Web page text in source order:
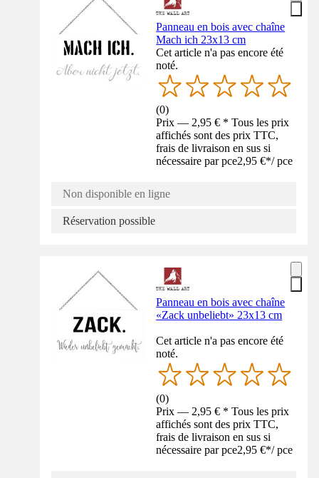
Panneau en bois avec chaîne
Mach ich 23x13 cm
Cet article n'a pas encore été
noté.
(0)
Prix — 2,95 € * Tous les prix
affichés sont des prix TTC,
frais de livraison en sus si
nécessaire par pce2,95 €*/ pce
Non disponible en ligne
Réservation possible
Panneau en bois avec chaîne
«Zack unbeliebt» 23x13 cm
Cet article n'a pas encore été
noté.
(0)
Prix — 2,95 € * Tous les prix
affichés sont des prix TTC,
frais de livraison en sus si
nécessaire par pce2,95 €*/ pce